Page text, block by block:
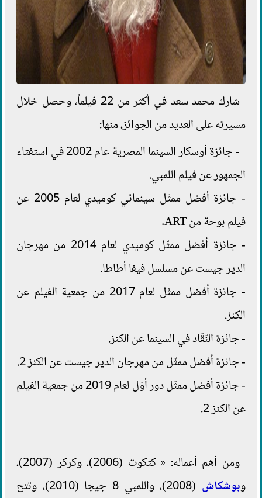
شارك محمد سعد في أكثر من 22 فيلماً، وحصل خلال
مسيرته على العديد من الجوائز، منها:
- جائزة أوسكار السينما المصرية عام 2002 في استفتاء
الجمهور عن فيلم اللمبي.
- جائزة أفضل ممثّل سينمائي كوميدي لعام 2005 عن
فيلم بوحة من ART.
- جائزة أفضل ممثّل كوميدي لعام 2014 من مهرجان
الدير جيست عن مسلسل فيفا أطاطا.
- جائزة أفضل ممثّل لعام 2017 من جمعية الفيلم عن
الكنز.
- جائزة النّقّاد في السينما عن الكنز.
- جائزة أفضل ممثّل من مهرجان الدير جيست عن الكنز 2.
- جائزة أفضل ممثّل دور أوّل لعام 2019 من جمعية الفيلم
عن الكنز 2.
ومن أهم أعماله: « كتكوت (2006)، وكركر (2007)،
وبوشكاش
(2008)، واللمبي 8 جيجا (2010)، وتتح